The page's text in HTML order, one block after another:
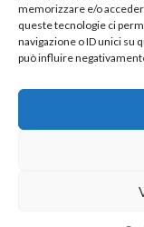
memorizzare e/o
queste tecnologie ci
navigazione o ID unici su
può influire